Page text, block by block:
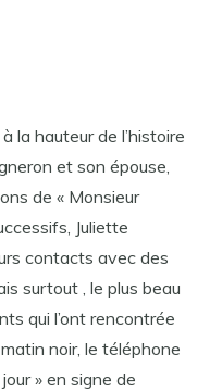
la hauteur de l’histoire
et son épouse,
de « Monsieur
Juliette
contacts avec des
surtout , le plus beau
qui l’ont rencontrée
noir, le téléphone
» en signe de